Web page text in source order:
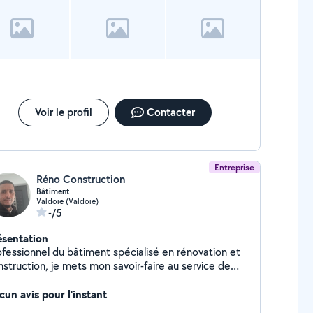
Voir le profil Contacter
Entreprise
Réno Construction
Bâtiment
Valdoie (Valdoie)
-/5
du bâtiment spécialisé en rénovation et
je mets mon savoir-faire au service de
aux détails, je m'engage à fournir un travail
avis pour l'instant